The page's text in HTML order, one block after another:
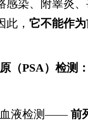
感染、附睾炎
， 它不能作
（PSA）检测
血液检测—— 前